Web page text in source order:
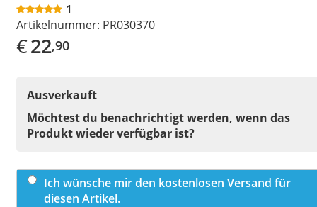
1
Artikelnummer: PR030370
€22,90
Ausverkauft
Möchtest du benachrichtigt werden, wenn das
Produkt wieder verfügbar ist?
Ich wünsche mir den kostenlosen Versand für
diesen Artikel.